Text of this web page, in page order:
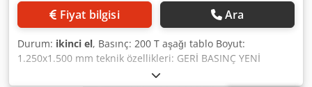
Fiyat bilgisi Ara
Durum: ikinci el, Basınç: 200 T aşağı tablo Boyut:
1.250x1.500 mm teknik özellikleri: GERİ BASINÇ YENİ
ELEKTRİKLİ VE HİDROLİK SİSTEMLER Dcjdpfxj Du Umj Aavek